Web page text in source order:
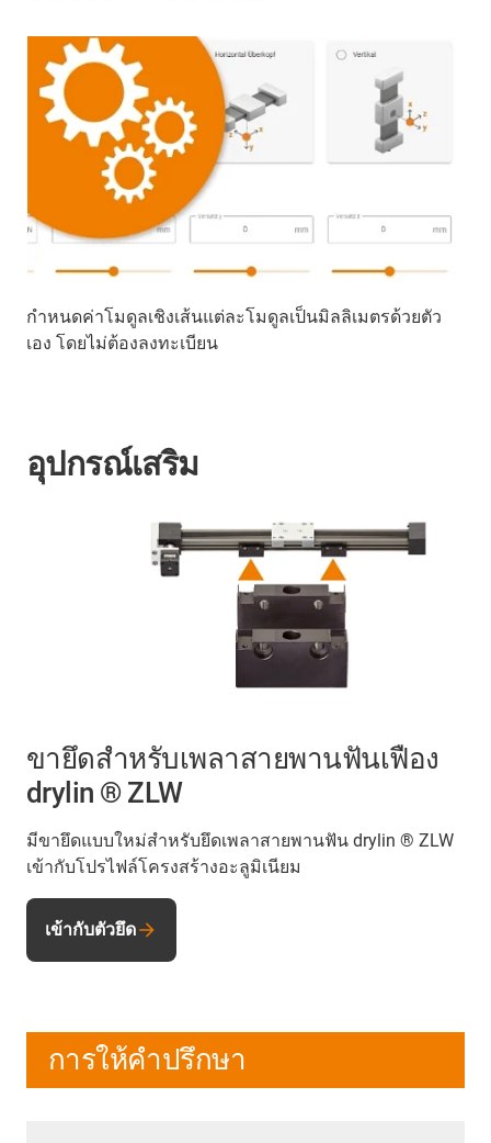
กำหนดค่าโมดูลเชิงเส้นแต่ละโมดูลเป็นมิลลิเมตรด้วยตัว
เอง โดยไม่ต้องลงทะเบียน
อุปกรณ์เสริม
ขายึดสำหรับเพลาสายพานฟันเฟือง
drylin ® ZLW
มีขายึดแบบใหม่สำหรับยึดเพลาสายพานฟัน drylin ® ZLW
เข้ากับโปรไฟล์โครงสร้างอะลูมิเนียม
เข้ากับตัวยึด
การให้คำปรึกษา